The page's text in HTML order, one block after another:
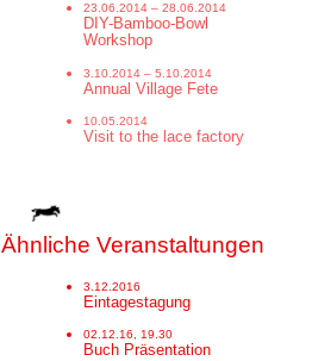
23.06.2014 – 28.06.2014
DIY-Bamboo-Bowl
Workshop
3.10.2014 – 5.10.2014
Annual Village Fete
10.05.2014
Visit to the lace factory
Ähnliche Veranstaltungen
3.12.2016
Eintagestagung
02.12.16, 19.30
Buch Präsentation